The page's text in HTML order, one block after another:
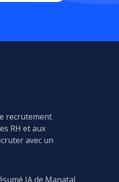
recrutement
RH et aux
avec un
IA de Manatal